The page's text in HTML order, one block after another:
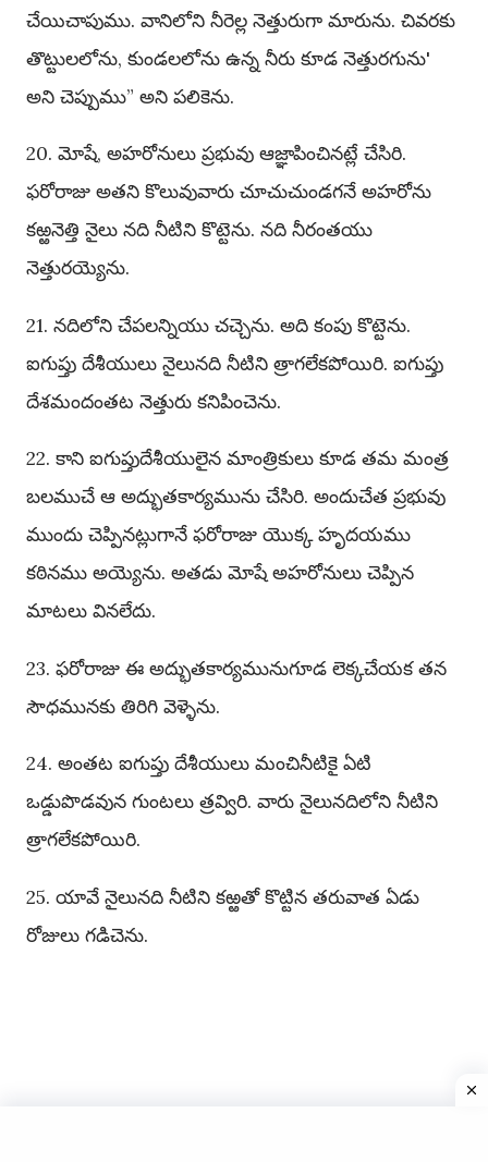
చేయిచాపుము. వానిలోని నీరెల్ల నెత్తురుగా మారును. చివరకు
తొట్టులలోను, కుండలలోను ఉన్న నీరు కూడ నెత్తురగును'
అని చెప్పుము” అని పలికెను.
20. మోషే, అహరోనులు ప్రభువు ఆజ్ఞాపించినట్లే చేసిరి.
ఫరోరాజు అతని కొలువువారు చూచుచుండగనే అహరోను
కఱ్ఱనెత్తి నైలు నది నీటిని కొట్టెను. నది నీరంతయు
నెత్తురయ్యెను.
21. నదిలోని చేపలన్నియు చచ్చెను. అది కంపు కొట్టెను.
ఐగుప్తు దేశీయులు నైలునది నీటిని త్రాగలేకపోయిరి. ఐగుప్తు
దేశమందంతట నెత్తురు కనిపించెను.
22. కాని ఐగుప్తుదేశీయులైన మాంత్రికులు కూడ తమ మంత్ర
బలముచే ఆ అద్భుతకార్యమును చేసిరి. అందుచేత ప్రభువు
ముందు చెప్పినట్లుగానే ఫరోరాజు యొక్క హృదయము
కఠినము అయ్యెను. అతడు మోషే అహరోనులు చెప్పిన
మాటలు వినలేదు.
23. ఫరోరాజు ఈ అద్భుతకార్యమునుగూడ లెక్కచేయక తన
సౌధమునకు తిరిగి వెళ్ళెను.
24. అంతట ఐగుప్తు దేశీయులు మంచినీటికై ఏటి
ఒడ్డుపొడవున గుంటలు త్రవ్విరి. వారు నైలునదిలోని నీటిని
త్రాగలేకపోయిరి.
25. యావే నైలునది నీటిని కఱ్ఱతో కొట్టిన తరువాత ఏడు
రోజులు గడిచెను.